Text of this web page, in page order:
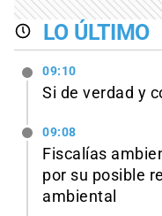
LO ÚLTIMO
09:10
Si de verdad y
09:08
Fiscalías
por su posible
ambiental